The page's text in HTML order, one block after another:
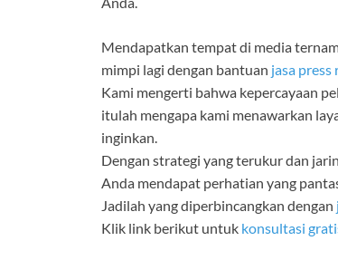
Mendapatkan tempat di media
mimpi lagi dengan bantuan jasa press
Kami mengerti bahwa kepercayaan
itulah mengapa kami menawarkan
inginkan.
Dengan strategi yang terukur dan
Anda mendapat perhatian yang
Jadilah yang diperbincangkan dengan
Klik link berikut untuk konsultasi